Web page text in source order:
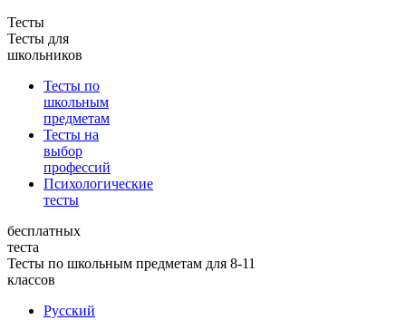
Тесты
Тесты для
школьников
Тесты по
школьным
предметам
Тесты на
выбор
профессий
Психологические
тесты
бесплатных
теста
Тесты по школьным предметам для 8-11
классов
Русский